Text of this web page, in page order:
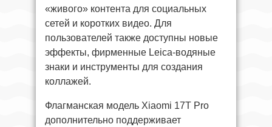
«живого» контента для социальных
сетей и коротких видео. Для
пользователей также доступны новые
эффекты, фирменные Leica-водяные
знаки и инструменты для создания
коллажей.
Флагманская модель Xiaomi 17T Pro
дополнительно поддерживает